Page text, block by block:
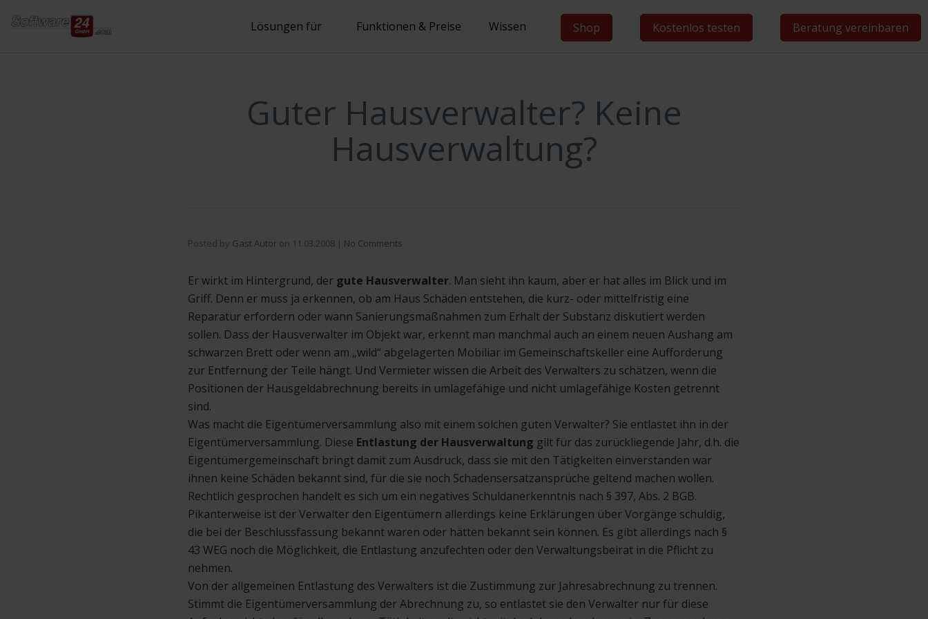
springen
Lösungen für Funktionen & Preise Wissen Shop Kostenlos testen Beratung vereinbaren
Guter Hausverwalter? Keine
Hausverwaltung?
Posted by Gast Autor on 11.03.2008 | No Comments
Er wirkt im Hintergrund, der gute Hausverwalter. Man sieht ihn kaum, aber er hat alles im Blick und im
Griff. Denn er muss ja erkennen, ob am Haus Schäden entstehen, die kurz- oder mittelfristig eine
Reparatur erfordern oder wann Sanierungsmaßnahmen zum Erhalt der Substanz diskutiert werden
sollen. Dass der Hausverwalter im Objekt war, erkennt man manchmal auch an einem neuen Aushang am
schwarzen Brett oder wenn am „wild“ abgelagerten Mobiliar im Gemeinschaftskeller eine Aufforderung
zur Entfernung der Teile hängt. Und Vermieter wissen die Arbeit des Verwalters zu schätzen, wenn die
Positionen der Hausgeldabrechnung bereits in umlagefähige und nicht umlagefähige Kosten getrennt
sind.
Was macht die Eigentümerversammlung also mit einem solchen guten Verwalter? Sie entlastet ihn in der
Eigentümerversammlung. Diese Entlastung der Hausverwaltung gilt für das zurückliegende Jahr, d.h. die
Eigentümergemeinschaft bringt damit zum Ausdruck, dass sie mit den Tätigkeiten einverstanden war
ihnen keine Schäden bekannt sind, für die sie noch Schadensersatzansprüche geltend machen wollen.
Rechtlich gesprochen handelt es sich um ein negatives Schuldanerkenntnis nach § 397, Abs. 2 BGB.
Pikanterweise ist der Verwalter den Eigentümern allerdings keine Erklärungen über Vorgänge schuldig,
die bei der Beschlussfassung bekannt waren oder hätten bekannt sein können. Es gibt allerdings nach §
43 WEG noch die Möglichkeit, die Entlastung anzufechten oder den Verwaltungsbeirat in die Pflicht zu
nehmen.
Von der allgemeinen Entlastung des Verwalters ist die Zustimmung zur Jahresabrechnung zu trennen.
Stimmt die Eigentümerversammlung der Abrechnung zu, so entlastet sie den Verwalter nur für diese